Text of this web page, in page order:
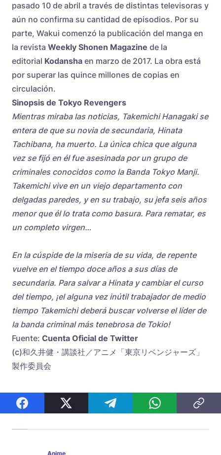
pasado 10 de abril a través de distintas televisoras y
aún no confirma su cantidad de episodios. Por su
parte, Wakui comenzó la publicación del manga en
la revista Weekly Shonen Magazine de la
editorial Kodansha en marzo de 2017. La obra está
por superar las quince millones de copias en
circulación.
Sinopsis de Tokyo Revengers
Mientras miraba las noticias, Takemichi Hanagaki se
entera de que su novia de secundaria, Hinata
Tachibana, ha muerto. La única chica que alguna
vez se fijó en él fue asesinada por un grupo de
criminales conocidos como la Banda Tokyo Manji.
Takemichi vive en un viejo departamento con
delgadas paredes, y en su trabajo, su jefa seis años
menor que él lo trata como basura. Para rematar, es
un completo virgen…
En la cúspide de la miseria de su vida, de repente
vuelve en el tiempo doce años a sus días de
secundaria. Para salvar a Hinata y cambiar el curso
del tiempo, ¡el alguna vez inútil trabajador de medio
tiempo Takemichi deberá buscar volverse el líder de
la banda criminal más tenebrosa de Tokio!
Fuente: Cuenta Oficial de Twitter
(c)和久井健・講談社／アニメ「東京リベンジャーズ」
製作委員会
Anime